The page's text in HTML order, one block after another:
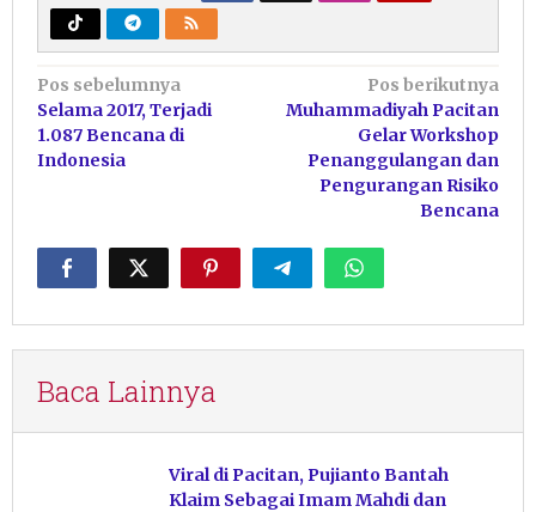
Navigasi
pos
Pos sebelumnya
Selama 2017, Terjadi
1.087 Bencana di
Indonesia
Pos berikutnya
Muhammadiyah Pacitan
Gelar Workshop
Penanggulangan dan
Pengurangan Risiko
Bencana
Baca Lainnya
Viral di Pacitan, Pujianto Bantah
Klaim Sebagai Imam Mahdi dan